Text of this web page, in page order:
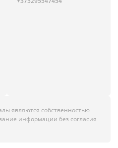
являются собственностью
информации без согласия